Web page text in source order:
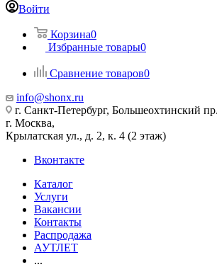
Войти
Корзина0
Избранные товары0
Сравнение товаров0
info@shonx.ru
г. Санкт-Петербург, Большеохтинский
г. Москва,
Крылатская ул., д. 2, к. 4 (2 этаж)
Вконтакте
Каталог
Услуги
Вакансии
Контакты
Распродажа
АУТЛЕТ
...